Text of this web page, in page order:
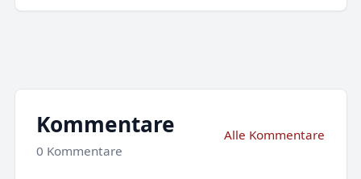
Kommentare
0 Kommentare
Alle Kommentare